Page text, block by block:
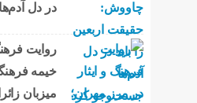
در دل
روایت
خیمه
میزبان